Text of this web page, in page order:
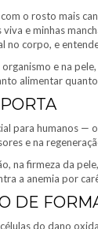
o rosto mais
e minhas
no corpo, e
e na
alimentar
para humanos
e na
na firmeza da
a anemia por
DE
do dano